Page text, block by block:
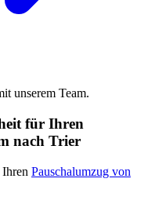
unserem Team.
für Ihren
nach Trier
Pauschalumzug von